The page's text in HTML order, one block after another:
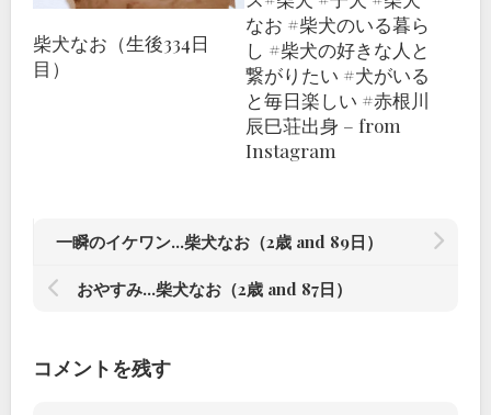
柴犬なお（生後334日
目）
なお #柴犬のいる暮ら
し #柴犬の好きな人と
繋がりたい #犬がいる
と毎日楽しい #赤根川
辰巳荘出身 – from
Instagram
一瞬のイケワン…柴犬なお（2歳 and 89日）
おやすみ…柴犬なお（2歳 and 87日）
コメントを残す